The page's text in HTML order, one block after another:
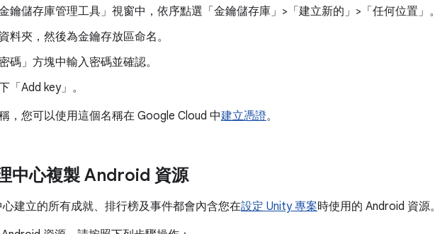
鑰儲存庫管理工具」 視窗中，依序點選「金鑰儲存庫」>「建立新的」>「任何位置」 。
料夾，然後為金鑰存放區命名。
碼」 方塊中輸入密碼並確認。
「Add key」 。
，您可以使用這個名稱在 Google Cloud 中建立憑證。
中心複製 Android 資源
建立的所有成就、排行榜及事件都會內含您在設定 Unity 專案時使用的 Android 資源。